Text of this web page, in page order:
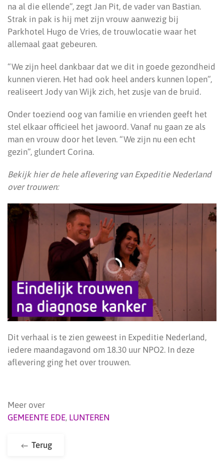
na al die ellende”, zegt Jan Pit, de vader van Bastian.
Strak in pak is hij met zijn vrouw aanwezig bij
Parkhotel Hugo de Vries, de trouwlocatie waar het
allemaal gaat gebeuren.
“We zijn heel dankbaar dat we dit in goede gezondheid
kunnen vieren. Het had ook heel anders kunnen lopen”,
realiseert Jody van Wijk zich, het zusje van de bruid.
Onder toeziend oog van familie en vrienden geeft het
stel elkaar officieel het jawoord. Vanaf nu gaan ze als
man en vrouw door het leven. “We zijn nu een echt
gezin”, glundert Corina.
Bekijk hier de hele aflevering van Expeditie Nederland
over trouwen:
Dit verhaal is te zien geweest in Expeditie Nederland,
iedere maandagavond om 18.30 uur NPO2. In deze
aflevering ging het over trouwen.
Meer over
GEMEENTE EDE, LUNTEREN
Terug